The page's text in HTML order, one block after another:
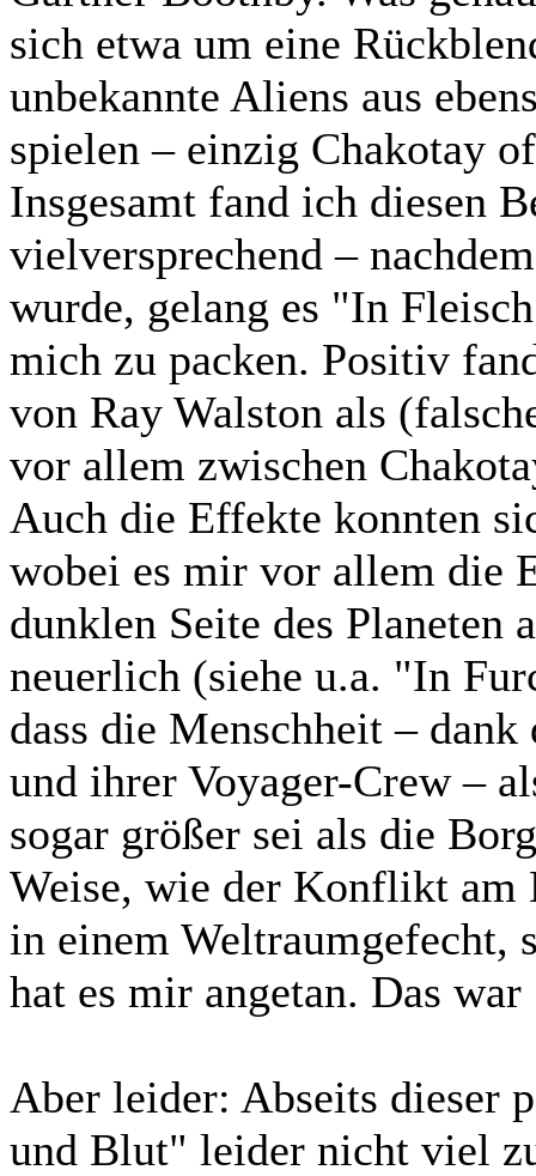
sich etwa um eine
unbekannte Aliens aus
spielen – einzig Chakotay
Insgesamt fand ich diesen
vielversprechend –
wurde, gelang es "In
mich zu packen. Positiv
von Ray Walston als
vor allem zwischen
Auch die Effekte konnten
wobei es mir vor allem die
dunklen Seite des Planeten
neuerlich (siehe u.a. "In
dass die Menschheit –
und ihrer Voyager-Crew –
sogar größer sei als die
Weise, wie der Konflikt am
in einem Weltraumgefecht,
hat es mir angetan. Das
Aber leider: Abseits dieser
und Blut" leider nicht viel